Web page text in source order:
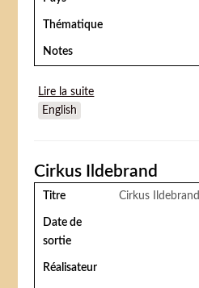
Thématique
Notes
Lire la suite
English
Cirkus Ildebrand
Titre Cirkus Ildebrand
Date de
sortie
Réalisateur